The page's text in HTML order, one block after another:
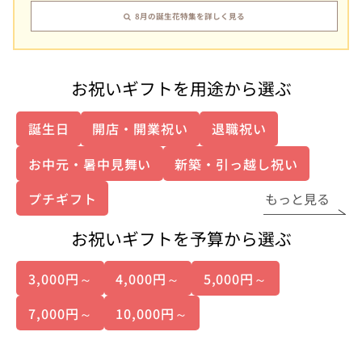
8月の誕生花特集を詳しく見る
お祝いギフトを用途から選ぶ
誕生日 開店・開業祝い
退職祝い
お中元・暑中見舞い
新築・引っ越し祝い
プチギフト
もっと見る
お祝いギフトを予算から選ぶ
3,000円～ 4,000円～
5,000円～
7,000円～
10,000円～